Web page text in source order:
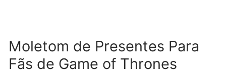
Moletom de Presentes Para
Fãs de Game of Thrones